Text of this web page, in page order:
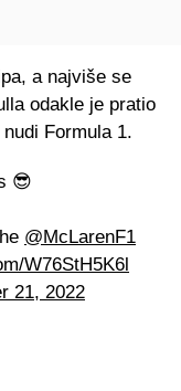
a najviše se
odakle je pratio
Formula 1.
😎
@McLarenF1
W76StH5K6l
21, 2022